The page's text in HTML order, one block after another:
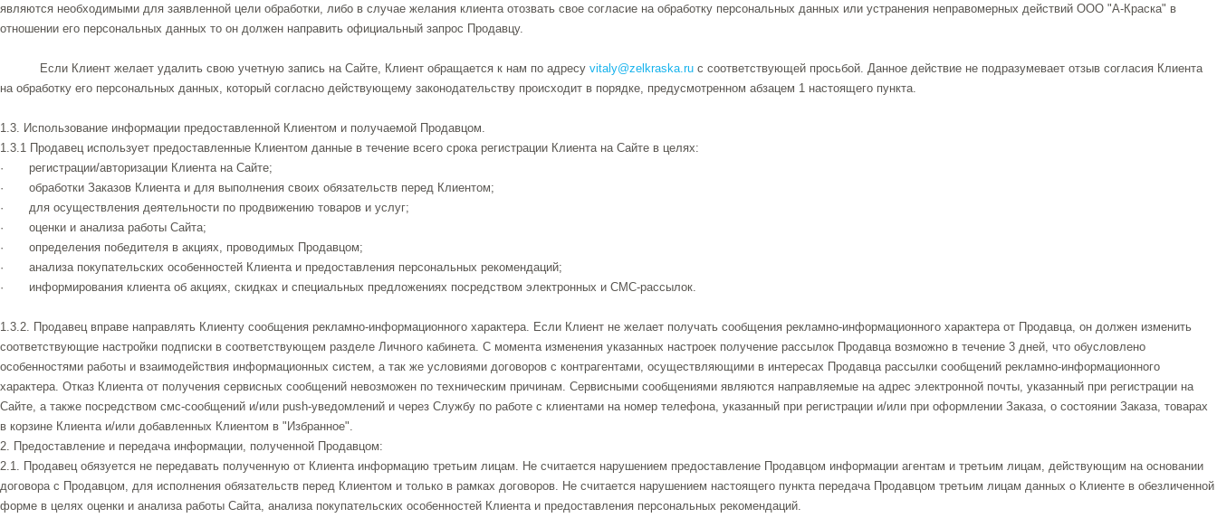
являются необходимыми для заявленной цели обработки, либо в случае желания клиента отозвать свое согласие на обработку персональных данных или устранения неправомерных действий ООО "А-Краска" в
отношении его персональных данных то он должен направить официальный запрос Продавцу.
Если Клиент желает удалить свою учетную запись на Сайте, Клиент обращается к нам по адресу vitaly@zelkraska.ru с соответствующей просьбой. Данное действие не подразумевает отзыв согласия Клиента
на обработку его персональных данных, который согласно действующему законодательству происходит в порядке, предусмотренном абзацем 1 настоящего пункта.
1.3. Использование информации предоставленной Клиентом и получаемой Продавцом.
1.3.1 Продавец использует предоставленные Клиентом данные в течение всего срока регистрации Клиента на Сайте в целях:
· регистрации/авторизации Клиента на Сайте;
· обработки Заказов Клиента и для выполнения своих обязательств перед Клиентом;
· для осуществления деятельности по продвижению товаров и услуг;
· оценки и анализа работы Сайта;
· определения победителя в акциях, проводимых Продавцом;
· анализа покупательских особенностей Клиента и предоставления персональных рекомендаций;
· информирования клиента об акциях, скидках и специальных предложениях посредством электронных и СМС-рассылок.
1.3.2. Продавец вправе направлять Клиенту сообщения рекламно-информационного характера. Если Клиент не желает получать сообщения рекламно-информационного характера от Продавца, он должен изменить
соответствующие настройки подписки в соответствующем разделе Личного кабинета. С момента изменения указанных настроек получение рассылок Продавца возможно в течение 3 дней, что обусловлено
особенностями работы и взаимодействия информационных систем, а так же условиями договоров с контрагентами, осуществляющими в интересах Продавца рассылки сообщений рекламно-информационного
характера. Отказ Клиента от получения сервисных сообщений невозможен по техническим причинам. Сервисными сообщениями являются направляемые на адрес электронной почты, указанный при регистрации на
Сайте, а также посредством смс-сообщений и/или push-уведомлений и через Службу по работе с клиентами на номер телефона, указанный при регистрации и/или при оформлении Заказа, о состоянии Заказа, товарах
в корзине Клиента и/или добавленных Клиентом в "Избранное".
2. Предоставление и передача информации, полученной Продавцом:
2.1. Продавец обязуется не передавать полученную от Клиента информацию третьим лицам. Не считается нарушением предоставление Продавцом информации агентам и третьим лицам, действующим на основании
договора с Продавцом, для исполнения обязательств перед Клиентом и только в рамках договоров. Не считается нарушением настоящего пункта передача Продавцом третьим лицам данных о Клиенте в обезличенной
форме в целях оценки и анализа работы Сайта, анализа покупательских особенностей Клиента и предоставления персональных рекомендаций.